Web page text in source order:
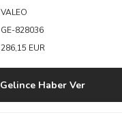
VALEO
GE-828036
286,15 EUR
Gelince Haber Ver